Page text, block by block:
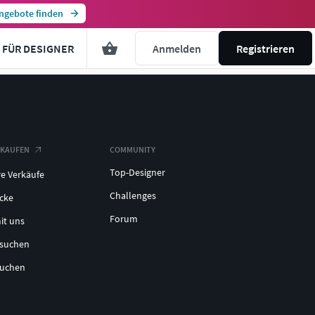
finden
FÜR DESIGNER Anmelden Registrieren
Verkäufe
uns
COMMUNITY
Top-Designer
Challenges
Forum